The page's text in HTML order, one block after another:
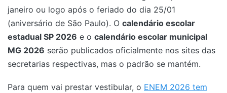
janeiro ou logo após o feriado do dia 25/01
(aniversário de São Paulo). O calendário escolar
estadual SP 2026 e o calendário escolar municipal
MG 2026 serão publicados oficialmente nos sites das
secretarias respectivas, mas o padrão se mantém.
Para quem vai prestar vestibular, o ENEM 2026 tem